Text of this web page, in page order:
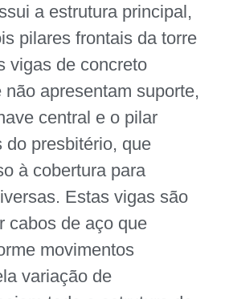
a estrutura principal,
pilares frontais da torre
vigas de concreto
não apresentam suporte,
central e o pilar
do presbitério, que
à cobertura para
Estas vigas são
cabos de aço que
movimentos
variação de